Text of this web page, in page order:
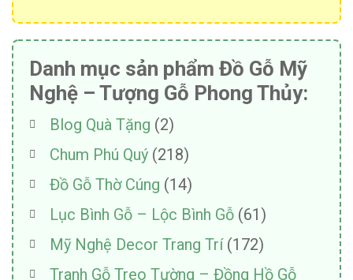
Danh mục sản phẩm Đồ Gỗ Mỹ
Nghệ – Tượng Gỗ Phong Thủy:
Blog Quà Tặng (2)
Chum Phú Quý(218)
Đồ Gỗ Thờ Cúng (14)
Lục Bình Gỗ – Lộc Bình Gỗ(61)
Mỹ Nghệ Decor Trang Trí(172)
Tranh Gỗ Treo Tường – Đồng Hồ Gỗ